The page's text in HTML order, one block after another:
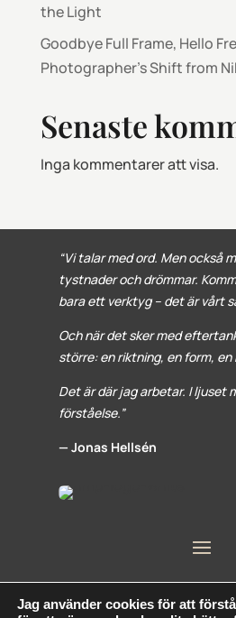
the Light
Goodbye Full Frame, Hello
Photographer’s Shift from
Senaste
Inga kommentarer att visa.
“Vi talar med ord. Men också
tystnader och drömmar.
bara ett verktyg – det är vårt
Och när det sker med
större: en riktning, en form,
Det är där jag arbetar. I ljuset
förståelse.”
— Jonas Hellsén
Jag använder cookies för att